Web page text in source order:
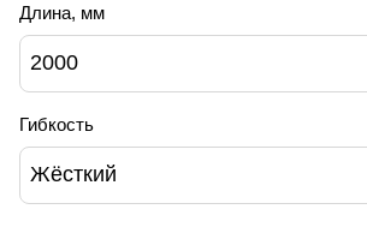
Длина, мм
2000
Гибкость
Жёсткий